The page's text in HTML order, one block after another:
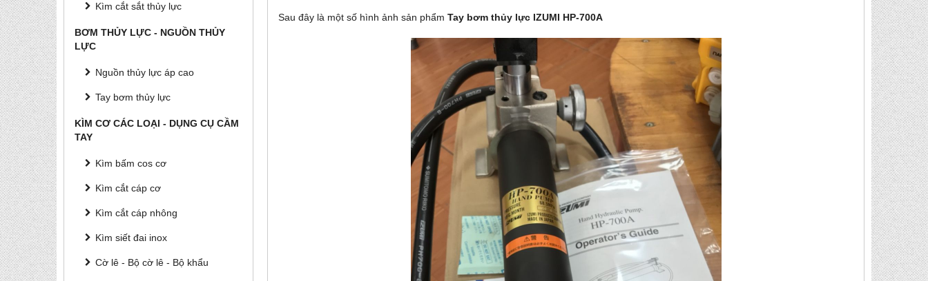
Kìm cắt sắt thủy lực
BƠM THỦY LỰC - NGUỒN THỦY
LỰC
Nguồn thủy lực áp cao
Tay bơm thủy lực
KÌM CƠ CÁC LOẠI - DỤNG CỤ CẦM
TAY
Kìm bấm cos cơ
Kìm cắt cáp cơ
Kìm cắt cáp nhông
Kìm siết đai inox
Cờ lê - Bộ cờ lê - Bộ khẩu
Sau đây là một số hình ảnh sản phẩm Tay bơm thủy lực IZUMI HP-700A